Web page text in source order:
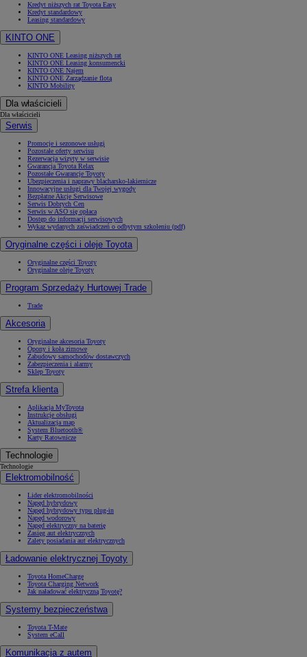
Kredyt niższych rat Toyota Easy
Kredyt standardowy
Leasing standardowy
KINTO ONE
KINTO ONE Leasing niższych rat
KINTO ONE Leasing konsumencki
KINTO ONE Najem
KINTO ONE Zarządzanie flotą
KINTO Mobility
Dla właścicieli
Dla właścicieli
Serwis
Promocje i sezonowe usługi
Pozostałe oferty serwisu
Rezerwacja wizyty w serwisie
Gwarancja Toyota Relax
Pozostałe Gwarancje Toyoty
Ubezpieczenia i naprawy blacharsko-lakiernicze
Innowacyjne usługi dla Twojej wygody
Bezpłatne Akcje Serwisowe
Serwis Dobrych Cen
Serwis w ASO się opłaca
Dostęp do informacji serwisowych
Wykaz wydanych zaświadczeń o odbytym szkoleniu (pdf)
Oryginalne części i oleje Toyota
Oryginalne części Toyoty
Oryginalne oleje Toyoty
Program Sprzedaży Hurtowej Trade
Trade
Akcesoria
Oryginalne akcesoria Toyoty
Opony i koła zimowe
Zabudowy samochodów dostawczych
Zabezpieczenia i alarmy
Sklep Toyoty
Strefa klienta
Aplikacja MyToyota
Instrukcje obsługi
Aktualizacja map
System Bluetooth®
Karty Ratownicze
Technologie
Technologie
Elektromobilność
Lider elektromobilności
Napęd hybrydowy
Napęd hybrydowy typu plug-in
Napęd wodorowy
Napęd elektryczny na baterię
Zasięg aut elektrycznych
Zalety posiadania aut elektrycznych
Ładowanie elektrycznej Toyoty
Toyota HomeCharge
Toyota Charging Network
Jak naładować elektryczną Toyotę?
Systemy bezpieczeństwa
Toyota T-Mate
System eCall
Komunikacja z autem